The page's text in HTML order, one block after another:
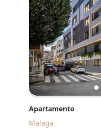
Apartamento
Malaga